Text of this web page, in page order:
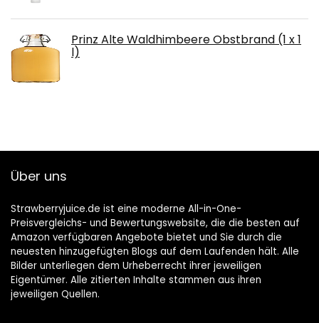
Prinz Alte Waldhimbeere Obstbrand (1 x 1
l)
Über uns
Strawberryjuice.de ist eine moderne All-in-One-
Preisvergleichs- und Bewertungswebsite, die die besten auf
Amazon verfügbaren Angebote bietet und Sie durch die
neuesten hinzugefügten Blogs auf dem Laufenden hält. Alle
Bilder unterliegen dem Urheberrecht ihrer jeweiligen
Eigentümer. Alle zitierten Inhalte stammen aus ihren
jeweiligen Quellen.